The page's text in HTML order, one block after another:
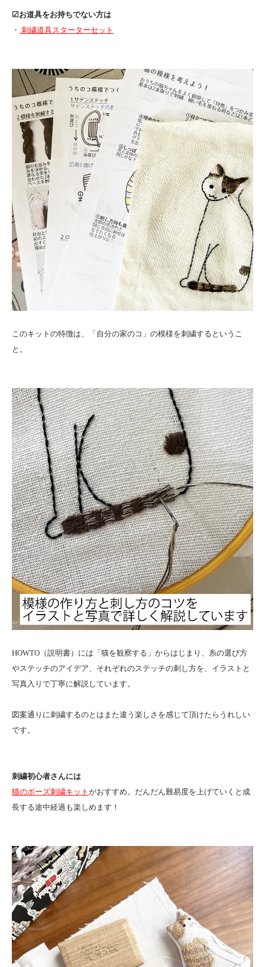
☑︎お道具をお持ちでない方は
・ 刺繍道具スターターセット
このキットの特徴は、「自分の家のコ」の模様を刺繍するというこ
と。
HOWTO（説明書）には「猫を観察する」からはじまり、糸の選び方
やステッチのアイデア、それぞれのステッチの刺し方を、イラストと
写真入りで丁寧に解説しています。
図案通りに刺繍するのとはまた違う楽しさを感じて頂けたらうれしい
です。
刺繍初心者さんには
猫のポーズ刺繍キット がおすすめ。だんだん難易度を上げていくと成
長する途中経過も楽しめます！